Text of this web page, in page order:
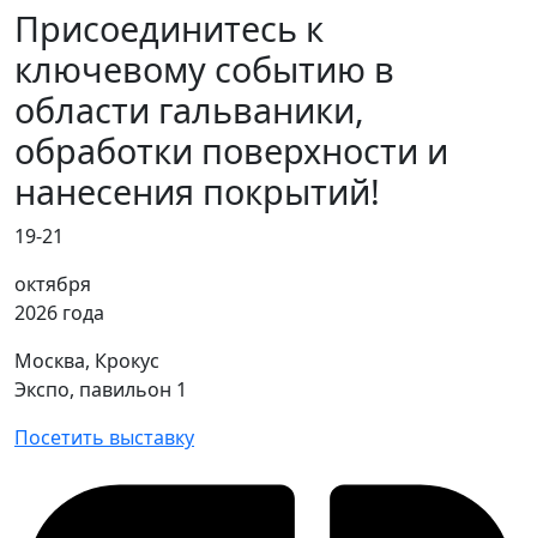
Присоединитесь к
ключевому событию в
области гальваники,
обработки поверхности и
нанесения покрытий!
19-21
октября
2026 года
Москва, Крокус
Экспо, павильон 1
Посетить выставку